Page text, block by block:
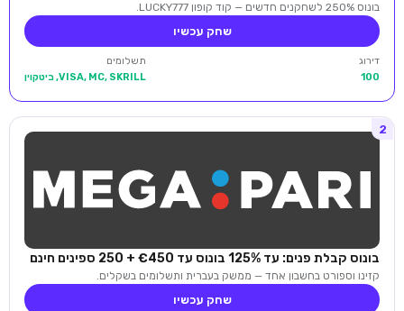
בונוס 250% לשחקנים חדשים — קוד קופון LUCKY777.
שחק עכשיו
דירוג
100
תשלומים
VISA, MC, SKRILL, ביטקוין
2
בונוס קבלת פנים: עד 125% בונוס עד €450 + 250 ספינים חינם
קזינו וספורט בחשבון אחד — ממשק בעברית ותשלומים בשקלים.
שחק עכשיו